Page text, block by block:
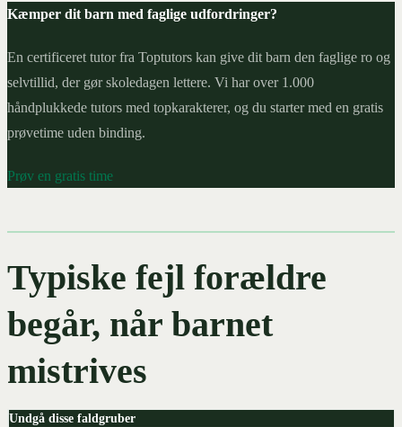
Kæmper dit barn med faglige udfordringer?
En certificeret tutor fra Toptutors kan give dit barn den faglige ro og
selvtillid, der gør skoledagen lettere. Vi har over 1.000
håndplukkede tutors med topkarakterer, og du starter med en gratis
prøvetime uden binding.
Prøv en gratis time
Typiske fejl forældre
begår, når barnet
mistrives
Undgå disse faldgruber